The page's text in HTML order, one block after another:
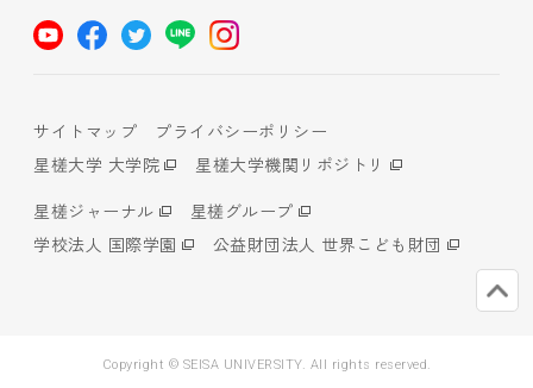
サイトマップ
プライバシーポリシー
星槎大学 大学院
星槎大学機関リポジトリ
星槎ジャーナル
星槎グループ
学校法人 国際学園
公益財団法人 世界こども財団
Copyright © SEISA UNIVERSITY. All rights reserved.